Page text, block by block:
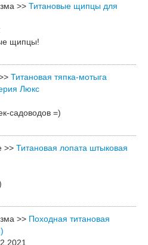
>> Титановые щипцы для
щипцы!
Титановая тяпка-мотыга
Люкс
садоводов =)
>> Титановая лопата штыковая
>> Походная титановая